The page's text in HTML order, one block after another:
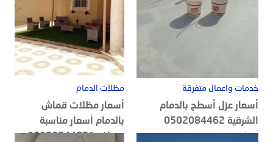
خدمات واعمال متفرقة
أسعار عزل أسطح بالدمام
الشرقية 0502084462
مظلات الدمام
أسعار مظلات قماش
بالدمام أسعار مناسبة
ومنافسة0502084462